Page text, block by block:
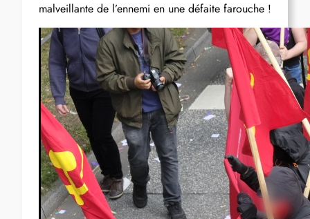
malveillante de l’ennemi en une défaite farouche !